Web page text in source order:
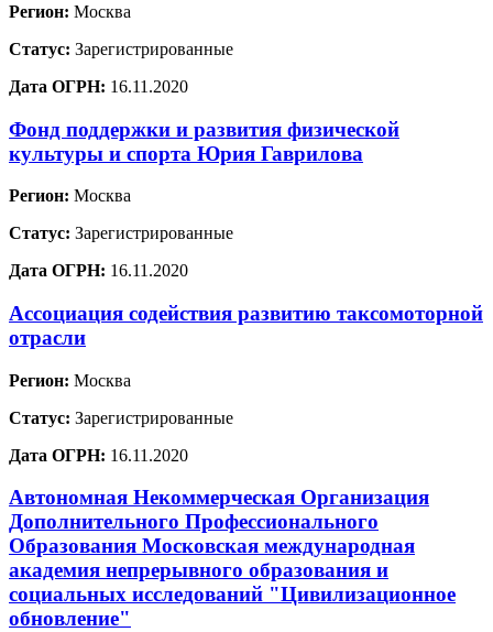
Регион: Москва
Статус: Зарегистрированные
Дата ОГРН: 16.11.2020
Фонд поддержки и развития физической
культуры и спорта Юрия Гаврилова
Регион: Москва
Статус: Зарегистрированные
Дата ОГРН: 16.11.2020
Ассоциация содействия развитию таксомоторной
отрасли
Регион: Москва
Статус: Зарегистрированные
Дата ОГРН: 16.11.2020
Автономная Некоммерческая Организация
Дополнительного Профессионального
Образования Московская международная
академия непрерывного образования и
социальных исследований "Цивилизационное
обновление"